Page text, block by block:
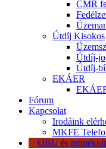
CMR
Útdíj Kisokos
Útdíj-
Útdíj-
EKÁER
Fórum
Kapcsolat
Irodáink
MKFE
OBU és